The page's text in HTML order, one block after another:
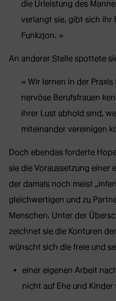
die Urleistung des
verlangt sie, gibt sich ihr
Funkzjon.
An anderer Stelle spottete
Wir lernen in der
nervöse Berufsfrauen
ihrer Lust abhold sind,
miteinander vereinigen
Doch ebendas forderte
sie die Voraussetzung einer
der damals noch meist
gleichwertigen und zu
Menschen. Unter der
zeichnet sie die Konturen der
wünscht sich die freie und
einer eigenen Arbeit
nicht auf Ehe und Kinder